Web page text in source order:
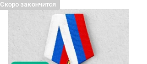
Скоро закончится